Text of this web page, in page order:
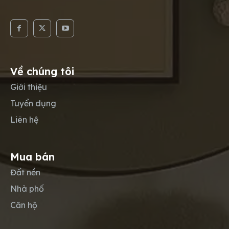
Về chúng tôi
Giới thiệu
Tuyển dụng
Liên hệ
Mua bán
Đất nền
Nhà phố
Căn hộ